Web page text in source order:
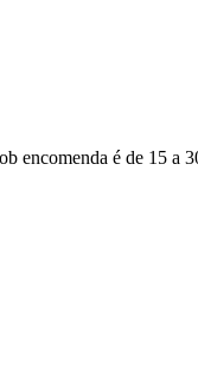
encomenda é de 15 a